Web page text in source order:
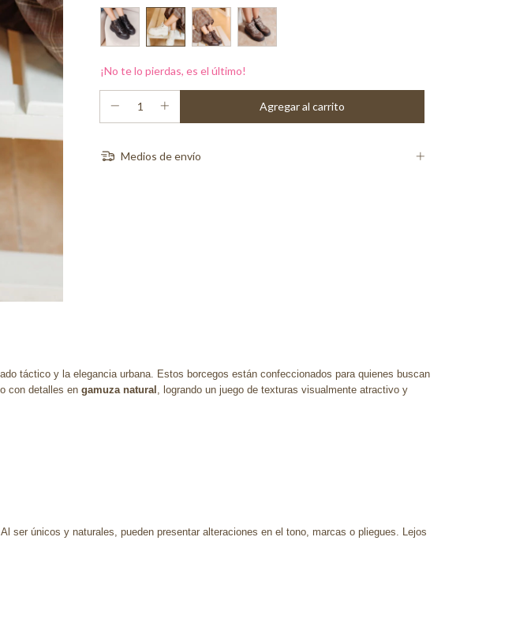
¡No te lo pierdas, es el último!
Medios de envío
táctico y la elegancia urbana. Estos borcegos están confeccionados para quienes buscan
con detalles en gamuza natural , logrando un juego de texturas visualmente atractivo y
únicos y naturales, pueden presentar alteraciones en el tono, marcas o pliegues. Lejos